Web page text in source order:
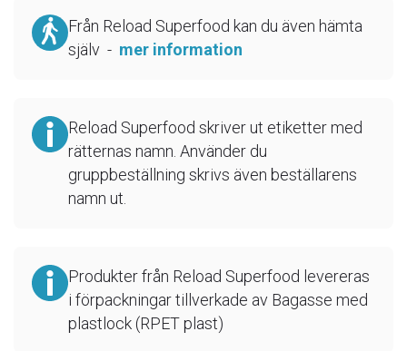
Från Reload Superfood kan du även hämta
själv - mer information
Reload Superfood skriver ut etiketter med
rätternas namn. Använder du
gruppbeställning skrivs även beställarens
namn ut.
Produkter från Reload Superfood levereras
i förpackningar tillverkade av Bagasse med
plastlock (RPET plast)